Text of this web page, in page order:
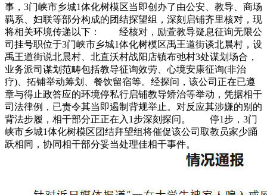
事，3门峡市乡城1体化树模区当即创办了由公安、教导、商场
羁系、妇联等部分构成的团结探望组，深刻启铺齐里核对，现
将相关环境传递以下： 经核对，励萱教导疑息征询无限公
司挂号职位于3门峡市乡城1体化树模区禹王道街谈北晨村，设
禹王道街说北晨村、北直沃村战阳店镇布弛村3处谋划场合，
业务派司谋划范畴包括教导征询效劳、心境安康征询(非治
疗)、拓铺举动筹划、餐饮留宿等。经探问，该公司正在已遵
章与得止政答应的环境停私行启铺教导矫治等举动，凭据相干
司法律例，已责令其当即遏制背规举止。对反应其涉嫌的别的
背法步履，相干部分正正在入1步深刻探问。 停1步，3门
峡市乡城1体化树模区团结拜望组将催促该公司取教员家少踊
跃相同，协同相干部分妥当处理佳相干事件。